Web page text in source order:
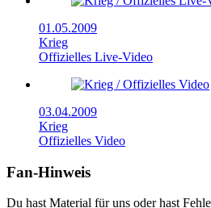
01.05.2009
Krieg
Offizielles Live-Video
03.04.2009
Krieg
Offizielles Video
Fan-Hinweis
Du hast Material für uns oder hast